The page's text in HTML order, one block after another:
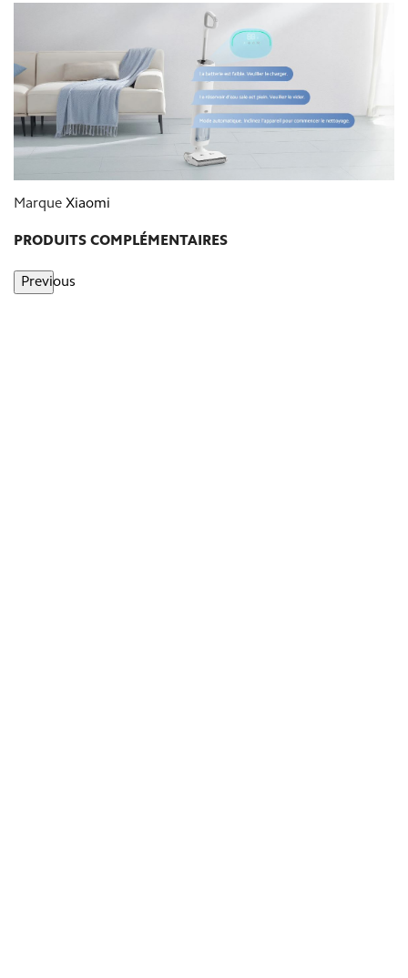
Marque Xiaomi
PRODUITS COMPLÉMENTAIRES
Previous